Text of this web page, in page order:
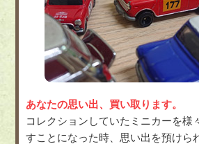
あなたの思い出、買い取ります。
コレクションしていたミニカーを様
すことになった時、思い出を預けら